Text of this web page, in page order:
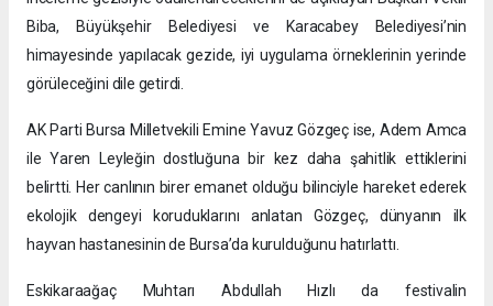
Biba, Büyükşehir Belediyesi ve Karacabey Belediyesi’nin
himayesinde yapılacak gezide, iyi uygulama örneklerinin yerinde
görüleceğini dile getirdi.
AK Parti Bursa Milletvekili Emine Yavuz Gözgeç ise, Adem Amca
ile Yaren Leyleğin dostluğuna bir kez daha şahitlik ettiklerini
belirtti. Her canlının birer emanet olduğu bilinciyle hareket ederek
ekolojik dengeyi koruduklarını anlatan Gözgeç, dünyanın ilk
hayvan hastanesinin de Bursa’da kurulduğunu hatırlattı.
Eskikaraağaç Muhtarı Abdullah Hızlı da festivalin